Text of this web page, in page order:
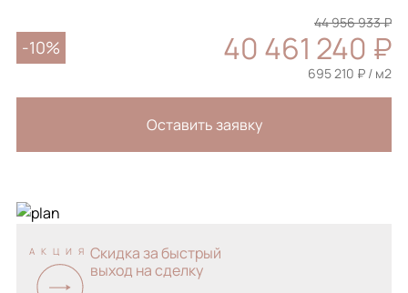
44 956 933 ₽
-10% 40 461 240 ₽
695 210 ₽ / м2
Оставить заявку
АКЦИЯ Скидка за быстрый
выход на сделку